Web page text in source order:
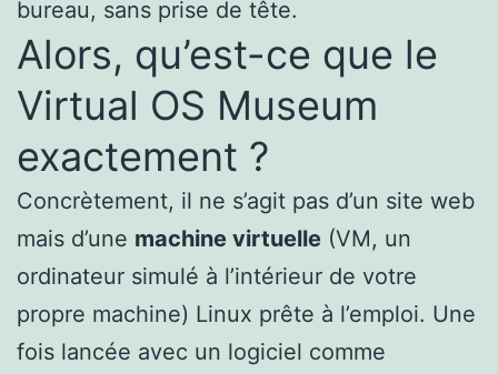
bureau, sans prise de tête.
Alors, qu’est-ce que le
Virtual OS Museum
exactement ?
Concrètement, il ne s’agit pas d’un site web
mais d’une machine virtuelle (VM, un
ordinateur simulé à l’intérieur de votre
propre machine) Linux prête à l’emploi. Une
fois lancée avec un logiciel comme